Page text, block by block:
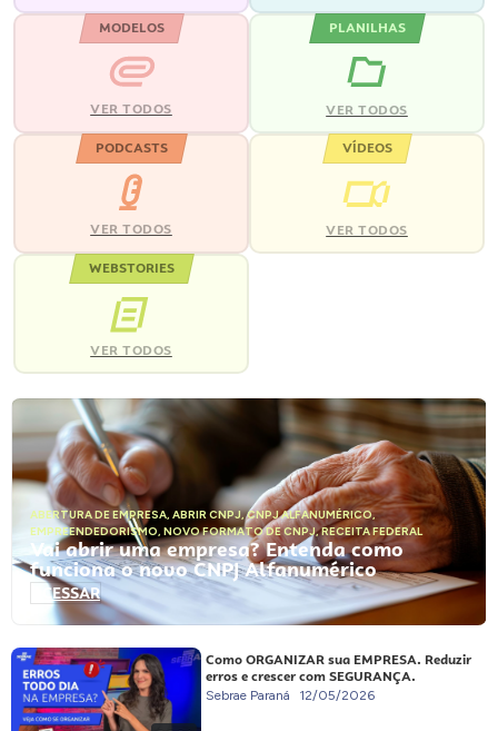
MODELOS
VER TODOS
PLANILHAS
VER TODOS
PODCASTS
VER TODOS
VÍDEOS
VER TODOS
WEBSTORIES
VER TODOS
ABERTURA DE EMPRESA, ABRIR CNPJ,CNPJ ALFANUMÉRICO,
EMPREENDEDORISMO, NOVO FORMATO DE CNPJ,RECEITA FEDERAL
Vai abrir uma empresa? Entenda como
funciona o novo CNPJ Alfanumérico
ACESSAR
Como ORGANIZAR sua EMPRESA. Reduzir
erros e crescer com SEGURANÇA.
Sebrae Paraná 12/05/2026